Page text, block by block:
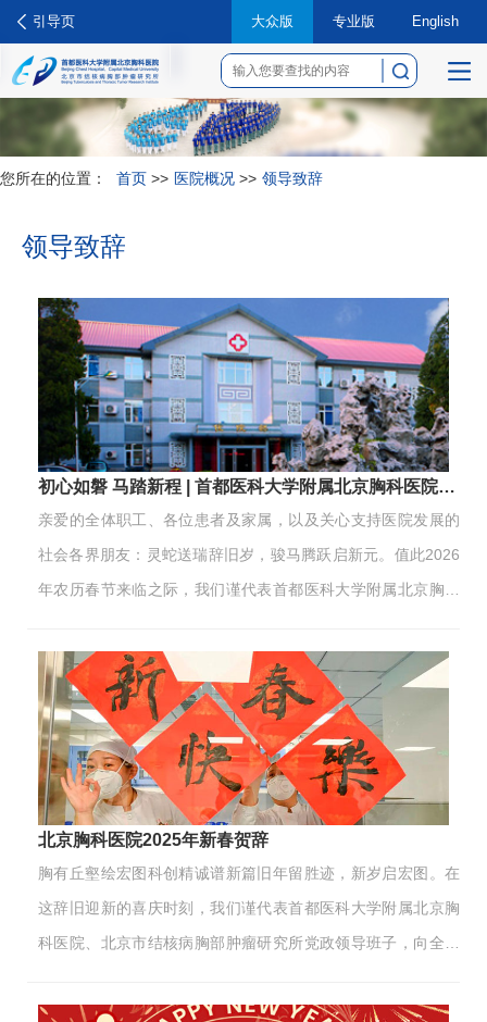
引导页 大众版 专业版 English
菜
您所在的位置： 首页 >> 医院概况 >> 领导致辞
领导致辞
初心如磐 马踏新程 | 首都医科大学附属北京胸科医院2026年春节贺辞
亲爱的全体职工、各位患者及家属，以及关心支持医院发展的
社会各界朋友：灵蛇送瑞辞旧岁，骏马腾跃启新元。值此2026
年农历春节来临之际，我们谨代表首都医科大学附属北京胸科
耘的全院职工、信任托付的患者及家属，以及所有心系胸科发
展的朋友们，致以最诚挚的新春问候和最美好的节日祝福！祝
大家龙马精神、阖家安康、事业兴旺、万事顺意！旧岁耕耘结
硕果，初心如磐向未来。2025年作为“十四五”规划收官之年、
医院建院70周年的里程碑之年，我们在时代浪潮中勇毅前行，
在健康中国建设的征程上留下了坚实足迹。这一年，全体胸科
人凝心聚力、实干笃行，以70载积淀的“胸科精神”为内核，在
党建…
北京胸科医院2025年新春贺辞
胸有丘壑绘宏图科创精诚谱新篇旧年留胜迹，新岁启宏图。在
这辞旧迎新的喜庆时刻，我们谨代表首都医科大学附属北京胸
科医院、北京市结核病胸部肿瘤研究所党政领导班子，向全体
士，致以最诚挚的新春祝福！2024年是中华人民共和国成立75